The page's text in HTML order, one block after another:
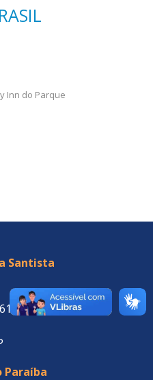
Inn do Parque
Santista
22º andar, Sala
Paraíba